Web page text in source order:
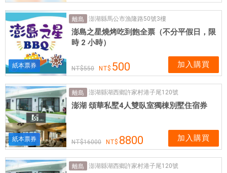
紙本票券
離島 澎湖縣馬公市漁隆路50號3樓
澎島之星燒烤吃到飽全票（不分平假日，限
時 2 小時）
550 500 加入購買
紙本票券
離島 澎湖縣湖西鄉許家村港子尾120號
澎湖 頌華私墅4人雙臥室獨棟別墅住宿券
16000 8800 加入購買
離島 澎湖縣湖西鄉許家村港子尾120號